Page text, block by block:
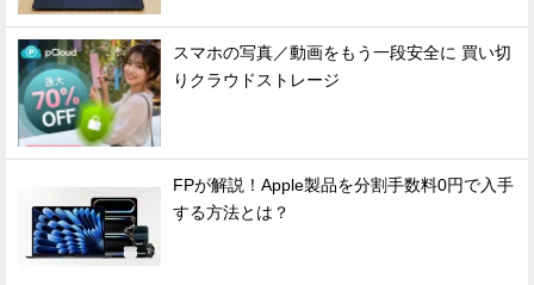
スマホの写真／動画をもう一段安全に 買い切
りクラウドストレージ
FPが解説！Apple製品を分割手数料0円で入手
する方法とは？